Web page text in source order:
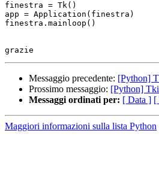
finestra = Tk()
app = Application(finestra)
finestra.mainloop()
Messaggio precedente: [Python]
Prossimo messaggio: [Python]
Messaggi ordinati per: [ Data ] [
Maggiori informazioni sulla lista Python